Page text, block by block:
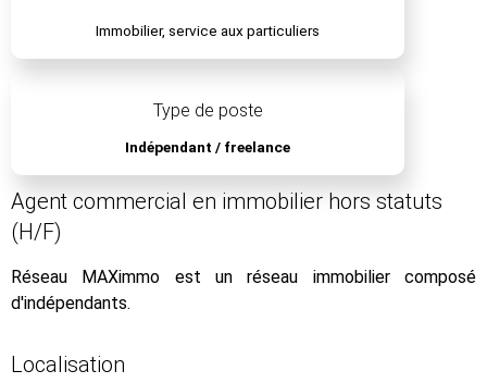
Immobilier, service aux particuliers
Type de poste
Indépendant / freelance
Agent commercial en immobilier hors statuts
(H/F)
Réseau MAXimmo est un réseau immobilier composé
d'indépendants.
Localisation